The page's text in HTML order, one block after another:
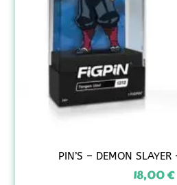
PIN’S – DEMON SLAYER
18,00€